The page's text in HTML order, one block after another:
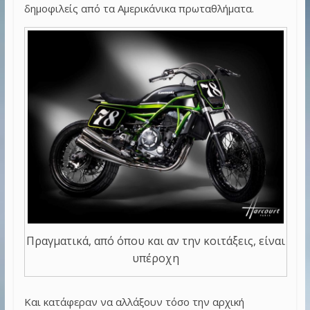
δημοφιλείς από τα Αμερικάνικα πρωταθλήματα.
Πραγματικά, από όπου και αν την κοιτάξεις, είναι
υπέροχη
Και κατάφεραν να αλλάξουν τόσο την αρχική